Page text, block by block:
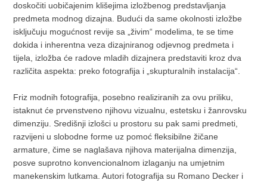
doskočiti uobičajenim klišejima izložbenog predstavljanja
predmeta modnog dizajna. Budući da same okolnosti izložbe
isključuju mogućnost revije sa „živim“ modelima, te se time
dokida i inherentna veza dizajniranog odjevnog predmeta i
tijela, izložba će radove mladih dizajnera predstaviti kroz dva
različita aspekta: preko fotografija i „skupturalnih instalacija“.
Friz modnih fotografija, posebno realiziranih za ovu priliku,
istaknut će prvenstveno njihovu vizualnu, estetsku i žanrovsku
dimenziju. Središnji izlošci u prostoru su pak sami predmeti,
razvijeni u slobodne forme uz pomoć fleksibilne žičane
armature, čime se naglašava njihova materijalna dimenzija,
posve suprotno konvencionalnom izlaganju na umjetnim
manekenskim lutkama. Autori fotografija su Romano Decker i